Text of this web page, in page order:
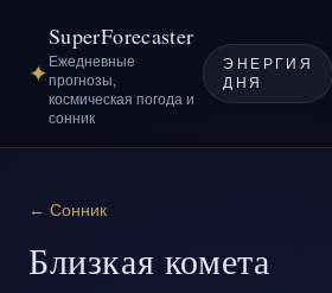
✦
SuperForecaster
Ежедневные
прогнозы,
космическая погода и
сонник
ЭНЕРГИЯ
ДНЯ
← Сонник
Близкая комета